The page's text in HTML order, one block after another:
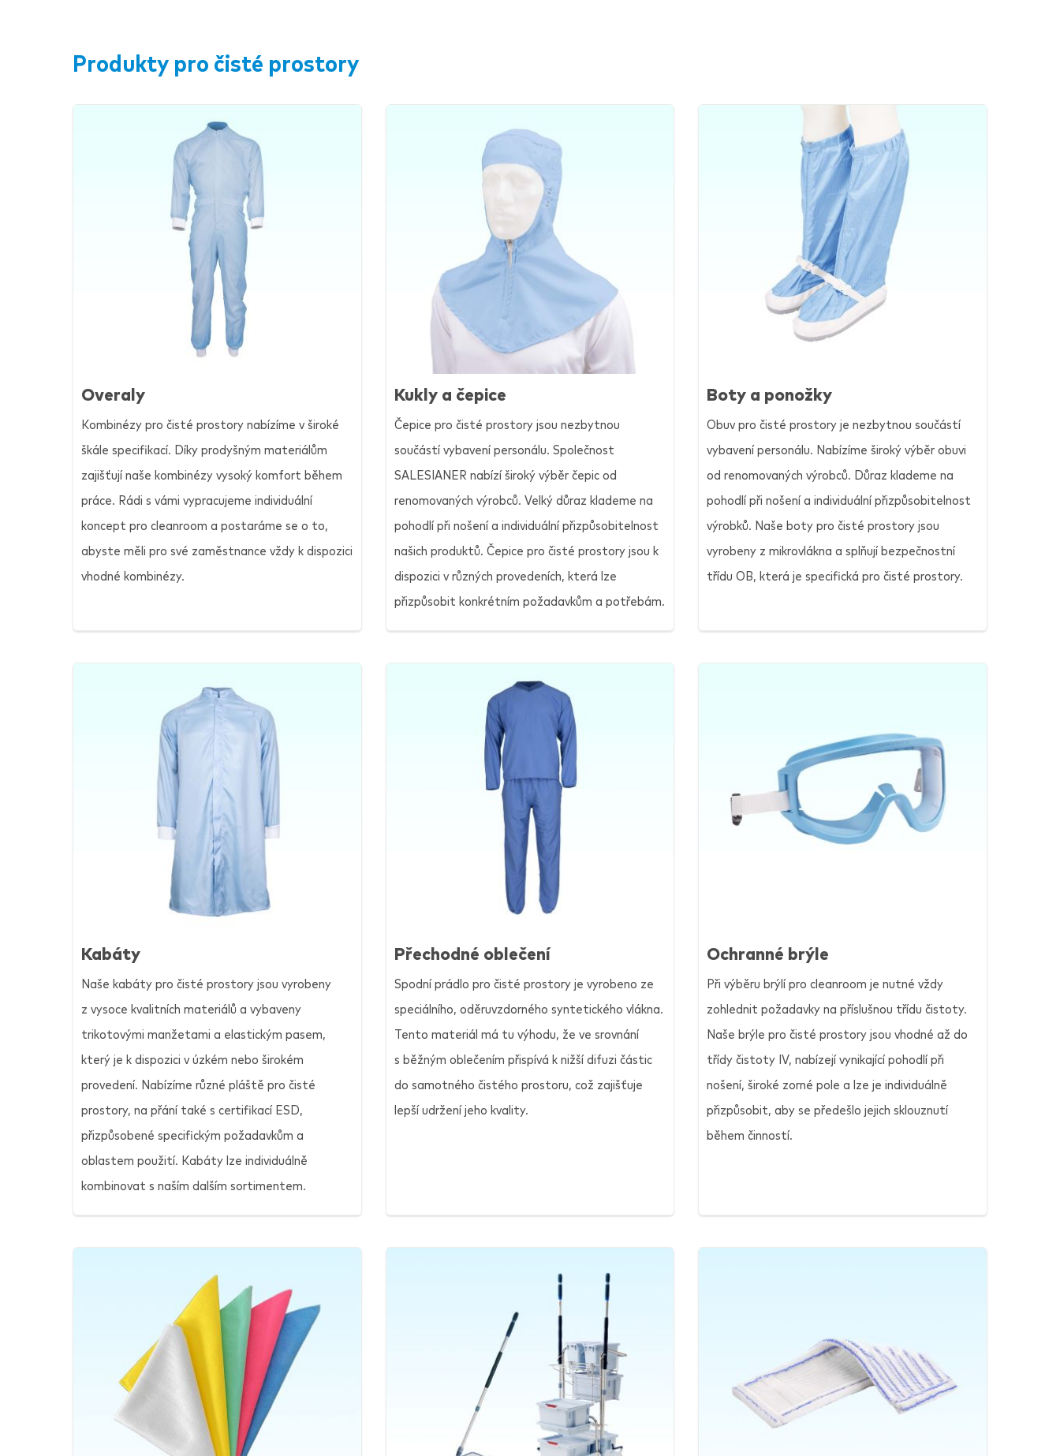
Produkty pro čisté prostory
Overaly
Kombinézy pro čisté prostory nabízíme v široké
škále specifikací. Díky prodyšným materiálům
zajišťují naše kombinézy vysoký komfort během
práce. Rádi s vámi vypracujeme individuální
koncept pro cleanroom a postaráme se o to,
abyste měli pro své zaměstnance vždy k dispozici
vhodné kombinézy.
Kukly a čepice
Čepice pro čisté prostory jsou nezbytnou
součástí vybavení personálu. Společnost
SALESIANER nabízí široký výběr čepic od
renomovaných výrobců. Velký důraz klademe na
pohodlí při nošení a individuální přizpůsobitelnost
našich produktů. Čepice pro čisté prostory jsou k
dispozici v různých provedeních, která lze
přizpůsobit konkrétním požadavkům a potřebám.
Boty a ponožky
Obuv pro čisté prostory je nezbytnou součástí
vybavení personálu. Nabízíme široký výběr obuvi
od renomovaných výrobců. Důraz klademe na
pohodlí při nošení a individuální přizpůsobitelnost
výrobků. Naše boty pro čisté prostory jsou
vyrobeny z mikrovlákna a splňují bezpečnostní
třídu OB, která je specifická pro čisté prostory.
Kabáty
Naše kabáty pro čisté prostory jsou vyrobeny
z vysoce kvalitních materiálů a vybaveny
trikotovými manžetami a elastickým pasem,
který je k dispozici v úzkém nebo širokém
provedení. Nabízíme různé pláště pro čisté
prostory, na přání také s certifikací ESD,
přizpůsobené specifickým požadavkům a
oblastem použití. Kabáty lze individuálně
kombinovat s naším dalším sortimentem.
Přechodné oblečení
Spodní prádlo pro čisté prostory je vyrobeno ze
speciálního, oděruvzdorného syntetického vlákna.
Tento materiál má tu výhodu, že ve srovnání
s běžným oblečením přispívá k nižší difuzi částic
do samotného čistého prostoru, což zajišťuje
lepší udržení jeho kvality.
Ochranné brýle
Při výběru brýlí pro cleanroom je nutné vždy
zohlednit požadavky na příslušnou třídu čistoty.
Naše brýle pro čisté prostory jsou vhodné až do
třídy čistoty IV, nabízejí vynikající pohodlí při
nošení, široké zorné pole a lze je individuálně
přizpůsobit, aby se předešlo jejich sklouznutí
během činností.